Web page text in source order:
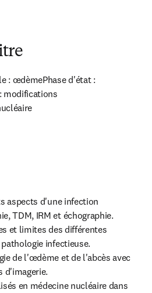
: œdèmePhase d'état :
modifications
aspects d'une infection
TDM, IRM et échographie.
et limites des différentes
infectieuse.
de l'œdème et de l'abcès avec
d'imagerie.
en médecine nucléaire dans